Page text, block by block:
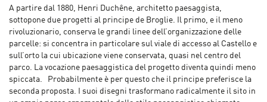
A partire dal 1880, Henri Duchêne, architetto paesaggista,
sottopone due progetti al principe de Broglie. Il primo, e il meno
rivoluzionario, conserva le grandi linee dell’organizzazione delle
parcelle: si concentra in particolare sul viale di accesso al Castello e
sull’orto la cui ubicazione viene conservata, quasi nel centro del
parco. La vocazione paesaggistica del progetto diventa quindi meno
spiccata. Probabilmente è per questo che il principe preferisce la
seconda proposta. I suoi disegni trasformano radicalmente il sito in